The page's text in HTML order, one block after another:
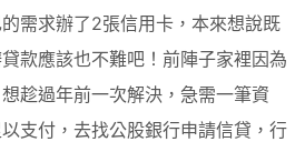
需求辦了2張信用卡，本來想說既
款應該也不難吧！前陣子家裡因為
趁過年前一次解決，急需一筆資
支付，去找公股銀行申請信貸，行